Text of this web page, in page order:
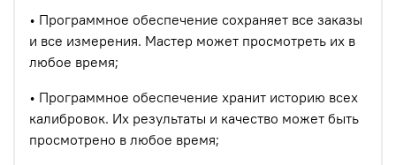
• Программное обеспечение сохраняет все заказы
и все измерения. Мастер может просмотреть их в
любое время;
• Программное обеспечение хранит историю всех
калибровок. Их результаты и качество может быть
просмотрено в любое время;